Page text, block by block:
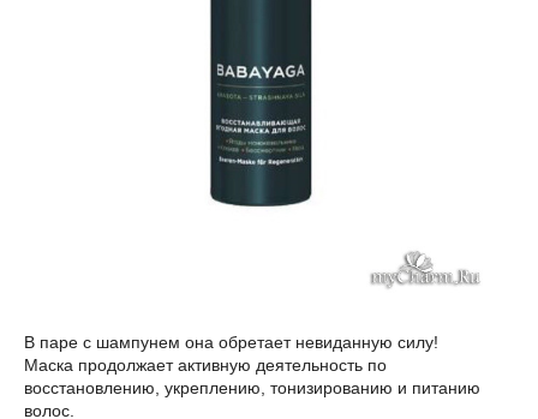
В паре с шампунем она обретает невиданную силу!
Маска продолжает активную деятельность по
восстановлению, укреплению, тонизированию и питанию
волос.